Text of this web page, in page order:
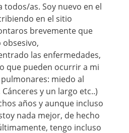
todos/as. Soy nuevo en el
en el sitio
brevemente que
las enfermedades,
que pueden ocurrir a mi
miedo al
y un largo etc..)
años y aunque incluso
nada mejor, de hecho
tengo incluso